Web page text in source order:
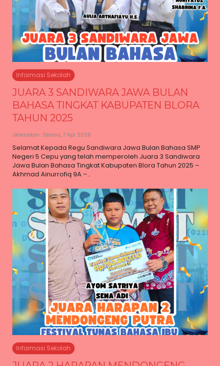
Informasi Sekolah
JUARA 3 SANDIWARA JAWA BULAN
BAHASA TINGKAT KABUPATEN BLORA
TAHUN 2025
Diterbitkan: Selasa, 7 Apr 2026
Selamat Kepada Regu Sandiwara Jawa Bulan Bahasa SMP
Negeri 5 Cepu yang telah memperoleh Juara 3 Sandiwara
Jawa Bulan Bahasa Tingkat Kabupaten Blora Tahun 2025 –
Akhmad Ainurrofiq 9A –..
Informasi Sekolah